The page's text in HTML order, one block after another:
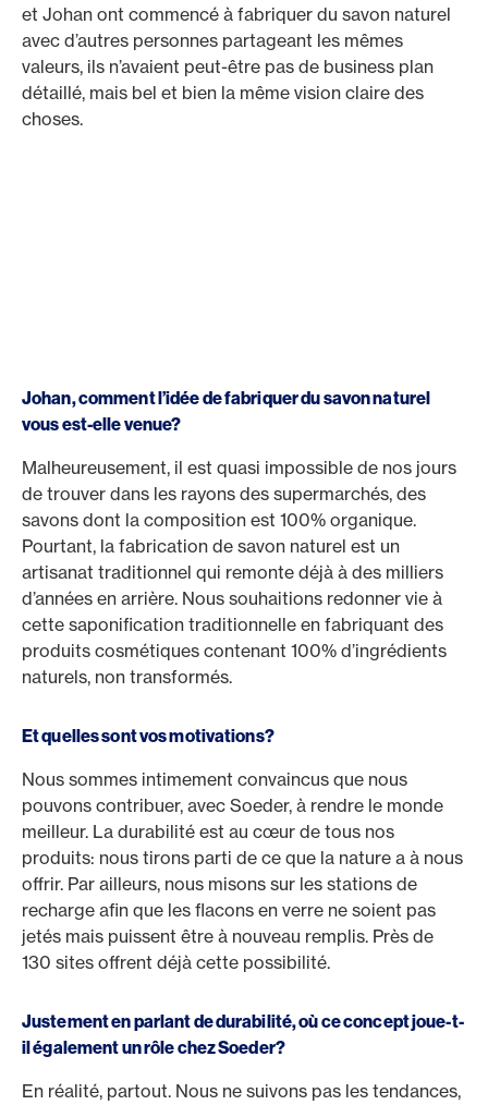
et Johan ont commencé à fabriquer du savon naturel
avec d’autres personnes partageant les mêmes
valeurs, ils n’avaient peut-être pas de business plan
détaillé, mais bel et bien la même vision claire des
choses.
Johan, comment l’idée de fabriquer du savon naturel
vous est-elle venue?
Malheureusement, il est quasi impossible de nos jours
de trouver dans les rayons des supermarchés, des
savons dont la composition est 100% organique.
Pourtant, la fabrication de savon naturel est un
artisanat traditionnel qui remonte déjà à des milliers
d’années en arrière. Nous souhaitions redonner vie à
cette saponification traditionnelle en fabriquant des
produits cosmétiques contenant 100% d’ingrédients
naturels, non transformés.
Et quelles sont vos motivations?
Nous sommes intimement convaincus que nous
pouvons contribuer, avec Soeder, à rendre le monde
meilleur. La durabilité est au cœur de tous nos
produits: nous tirons parti de ce que la nature a à nous
offrir. Par ailleurs, nous misons sur les stations de
recharge afin que les flacons en verre ne soient pas
jetés mais puissent être à nouveau remplis. Près de
130 sites offrent déjà cette possibilité.
Justement en parlant de durabilité, où ce concept joue-t-
il également un rôle chez Soeder?
En réalité, partout. Nous ne suivons pas les tendances,